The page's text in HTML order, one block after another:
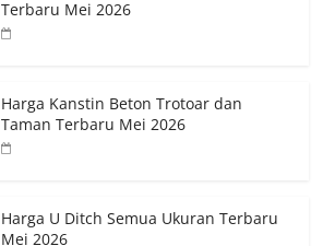
Terbaru Mei 2026
Harga Kanstin Beton Trotoar dan
Taman Terbaru Mei 2026
Harga U Ditch Semua Ukuran Terbaru
Mei 2026